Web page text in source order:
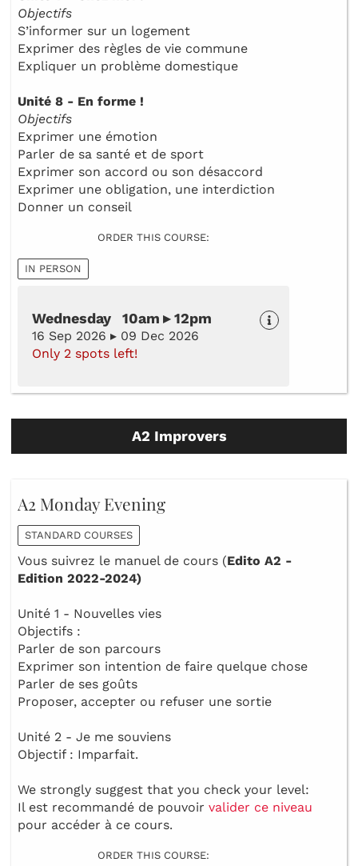
Objectifs
S’informer sur un logement
Exprimer des règles de vie commune
Expliquer un problème domestique
Unité 8 - En forme !
Objectifs
Exprimer une émotion
Parler de sa santé et de sport
Exprimer son accord ou son désaccord
Exprimer une obligation, une interdiction
Donner un conseil
ORDER THIS COURSE:
IN PERSON
Wednesday 10am ▸ 12pm
16 Sep 2026 ▸ 09 Dec 2026
Only 2 spots left!
A2 Improvers
A2 Monday Evening
STANDARD COURSES
Vous suivrez le manuel de cours (Edito A2 -
Edition 2022-2024)
Unité 1 - Nouvelles vies
Objectifs :
Parler de son parcours
Exprimer son intention de faire quelque chose
Parler de ses goûts
Proposer, accepter ou refuser une sortie
Unité 2 - Je me souviens
Objectif : Imparfait.
We strongly suggest that you check your level:
Il est recommandé de pouvoir valider ce niveau
pour accéder à ce cours.
ORDER THIS COURSE: